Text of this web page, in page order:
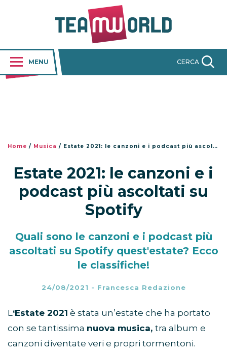
MENU CERCA
Home / Musica / Estate 2021: le canzoni e i podcast più ascoltati su Spotify
Estate 2021: le canzoni e i
podcast più ascoltati su
Spotify
Quali sono le canzoni e i podcast più
ascoltati su Spotify quest'estate? Ecco
le classifiche!
24/08/2021 - Francesca Redazione
L‘Estate 2021 è stata un’estate che ha portato
con se tantissima nuova musica, tra album e
canzoni diventate veri e propri tormentoni.